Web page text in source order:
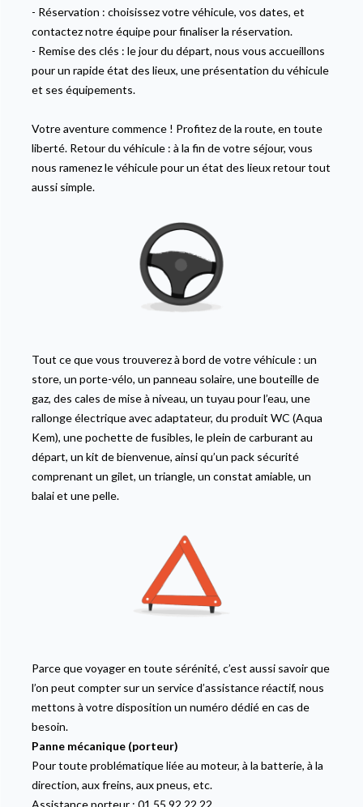
- Réservation : choisissez votre véhicule, vos dates, et
contactez notre équipe pour finaliser la réservation.
- Remise des clés : le jour du départ, nous vous accueillons
pour un rapide état des lieux, une présentation du véhicule
et ses équipements.
Votre aventure commence ! Profitez de la route, en toute
liberté. Retour du véhicule : à la fin de votre séjour, vous
nous ramenez le véhicule pour un état des lieux retour tout
aussi simple.
Tout ce que vous trouverez à bord de votre véhicule : un
store, un porte-vélo, un panneau solaire, une bouteille de
gaz, des cales de mise à niveau, un tuyau pour l’eau, une
rallonge électrique avec adaptateur, du produit WC (Aqua
Kem), une pochette de fusibles, le plein de carburant au
départ, un kit de bienvenue, ainsi qu’un pack sécurité
comprenant un gilet, un triangle, un constat amiable, un
balai et une pelle.
Parce que voyager en toute sérénité, c’est aussi savoir que
l’on peut compter sur un service d’assistance réactif, nous
mettons à votre disposition un numéro dédié en cas de
besoin.
Panne mécanique (porteur)
Pour toute problématique liée au moteur, à la batterie, à la
direction, aux freins, aux pneus, etc.
Assistance porteur : 01 55 92 22 22